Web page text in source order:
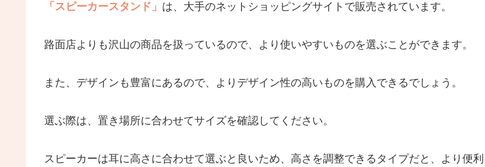
「スピーカースタンド」 は、大手のネットショッピングサイトで販売されています。
路面店よりも沢山の商品を扱っているので、より使いやすいものを選ぶことができます。
また、デザインも豊富にあるので、よりデザイン性の高いものを購入できるでしょう。
選ぶ際は、置き場所に合わせてサイズを確認してください。
スピーカーは耳に高さに合わせて選ぶと良いため、高さを調整できるタイプだと、より便利